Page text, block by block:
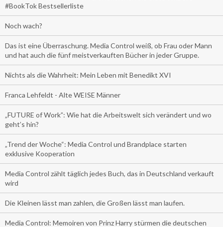
#BookTok Bestsellerliste
Noch wach?
Das ist eine Überraschung. Media Control weiß, ob Frau oder Mann
und hat auch die fünf meistverkauften Bücher in jeder Gruppe.
Nichts als die Wahrheit: Mein Leben mit Benedikt XVI
Franca Lehfeldt - Alte WEISE Männer
„FUTURE of Work”: Wie hat die Arbeitswelt sich verändert und wo
geht’s hin?
„Trend der Woche“: Media Control und Brandplace starten
exklusive Kooperation
Media Control zählt täglich jedes Buch, das in Deutschland verkauft
wird
Die Kleinen lässt man zahlen, die Großen lässt man laufen.
Media Control: Memoiren von Prinz Harry stürmen die deutschen